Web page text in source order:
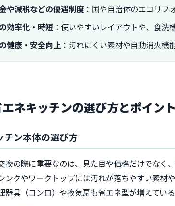
や減税などの優遇制度 ：国や自治体のエコリフ
効率化・時短 ：使いやすいレイアウトや、食洗
健康・安全向上 ：汚れにくい素材や自動消火機
ネキッチンの選び方とポイント
チン本体の選び方
換の際に重要なのは、見た目や価格だけでなく、
ンクやワークトップには汚れが落ちやすい素材
器具（コンロ）や換気扇も省エネ型が増えてい